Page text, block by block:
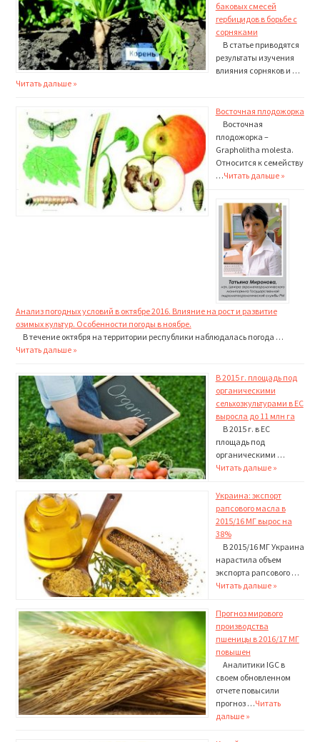
баковых смесей
гербицидов в борьбе с
сорняками
В статье приводятся
результаты изучения
влияния сорняков и …
Читать дальше »
Восточная плодожорка
Восточная
плодожорка –
Grapholitha molesta.
Относится к семейству
…Читать дальше »
Анализ погодных условий в октябре 2016. Влияние на рост и развитие
озимых культур. Особенности погоды в ноябре.
В течение октября на территории республики наблюдалась погода …
Читать дальше »
В 2015 г. площадь под
органическими
сельхозкультурами в ЕС
выросла до 11 млн га
В 2015 г. в ЕС
площадь под
органическими …
Читать дальше »
Украина: экспорт
рапсового масла в
2015/16 МГ вырос на
38%
В 2015/16 МГ Украина
нарастила объем
экспорта рапсово­го …
Читать дальше »
Прогноз мирового
производства
пшеницы в 2016/17 МГ
повышен
Аналитики IGC в
своем обновленном
отчете по­высили
прогноз …Читать
дальше »